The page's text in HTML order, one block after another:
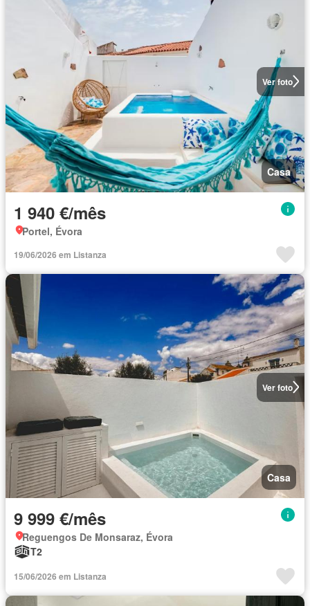
Ver foto
Casa
1 940 €/mês
Portel, Évora
19/06/2026 em Listanza
Ver foto
Casa
9 999 €/mês
Reguengos De Monsaraz, Évora
T2
15/06/2026 em Listanza